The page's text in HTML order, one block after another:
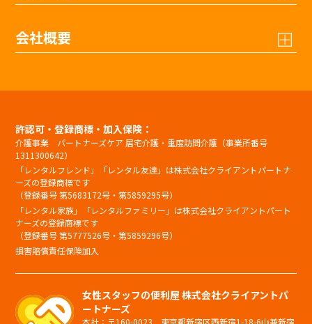
会社概要
許認可・登録商標・加入保険：
介護事業 パートナーズケア 居宅介護・重度訪問介護（事業所番号
1311300642）
「レンタルフレンド」「レンタル友達」は株式会社クライアントパートナ
ーズの登録商標です
（登録番号 第5683172号・第5859295号）
「レンタル家族」「レンタルファミリー」は株式会社クライアントパート
ナーズの登録商標です
（登録番号 第5777526号・第5859296号）
損害賠償責任保険加入
女性スタッフの便利屋 株式会社クライアントパ
ートナーズ